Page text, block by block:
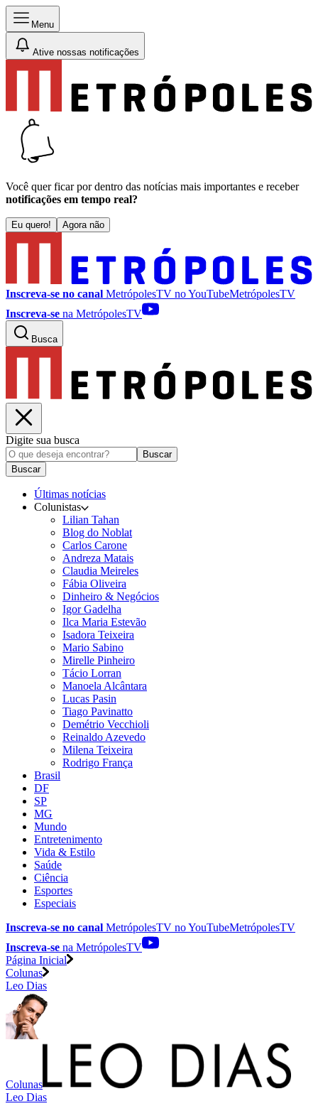
Menu
Ative nossas notificações
Você quer ficar por dentro das notícias mais importantes e receber
notificações em tempo real?
Eu quero! Agora não
Inscreva-se no canal MetrópolesTV noYouTubeMetrópolesTV
Inscreva-se na MetrópolesTV
Busca
Digite sua busca
Buscar
Buscar
Últimas notícias
Colunistas
Lilian Tahan
Blog do Noblat
Carlos Carone
Andreza Matais
Claudia Meireles
Fábia Oliveira
Dinheiro & Negócios
Igor Gadelha
Ilca Maria Estevão
Isadora Teixeira
Mario Sabino
Mirelle Pinheiro
Tácio Lorran
Manoela Alcântara
Lucas Pasin
Tiago Pavinatto
Demétrio Vecchioli
Reinaldo Azevedo
Milena Teixeira
Rodrigo França
Brasil
DF
SP
MG
Mundo
Entretenimento
Vida & Estilo
Saúde
Ciência
Esportes
Especiais
Inscreva-se no canal MetrópolesTV noYouTubeMetrópolesTV
Inscreva-se na MetrópolesTV
Página Inicial
Colunas
Leo Dias
Colunas
Leo Dias